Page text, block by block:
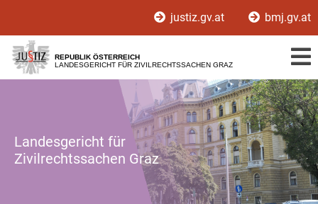
[1]
[2]
justiz.gv.at bmj.gv.at
REPUBLIK ÖSTERREICH
LANDESGERICHT FÜR ZIVILRECHTSSACHEN GRAZ
Landesgericht für
Zivilrechtssachen Graz